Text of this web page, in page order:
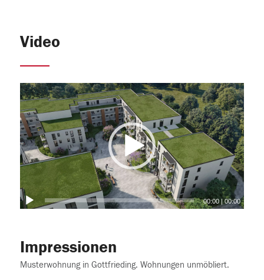
Video
00:00 |00:00
Impressionen
Musterwohnung in Gottfrieding. Wohnungen unmöbliert.